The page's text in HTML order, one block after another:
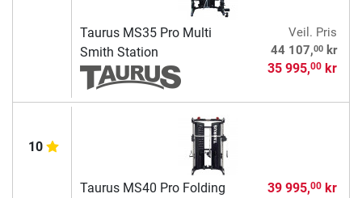
Taurus MS35 Pro Multi
Smith Station
Veil. Pris
44 107,00kr
35 995,00kr
10
Taurus MS40 Pro Folding
39 995,00kr